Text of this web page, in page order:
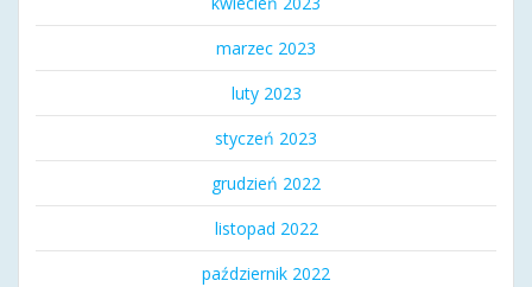
marzec 2023
luty 2023
styczeń 2023
grudzień 2022
listopad 2022
październik 2022